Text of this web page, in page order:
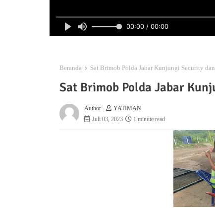
00:00 / 00:00
Beranda Sat Brimob Polda Jabar Kunjungi Security
Sat Brimob Polda Jabar
Author -
YATIMAN
Juli 03, 2023
1 minute read